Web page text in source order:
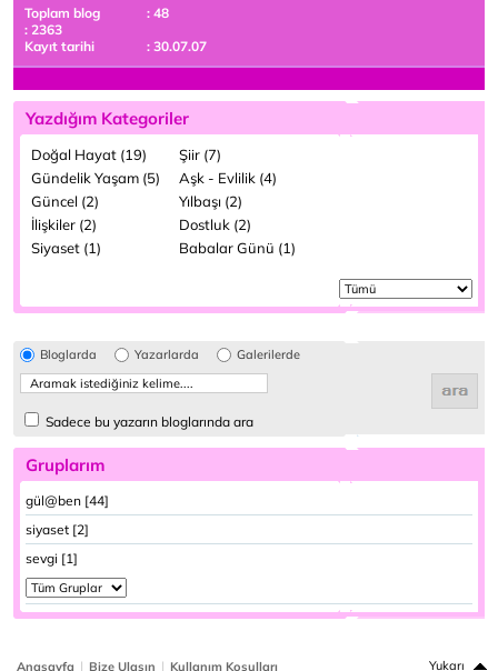
Toplam blog
: 48
: 2363
Kayıt tarihi
: 30.07.07
Yazdığım Kategoriler
Doğal Hayat (19)
Şiir (7)
Gündelik Yaşam (5)
Aşk - Evlilik (4)
Güncel (2)
Yılbaşı (2)
İlişkiler (2)
Dostluk (2)
Siyaset (1)
Babalar Günü (1)
Bloglarda Yazarlarda Galerilerde
Sadece bu yazarın bloglarında ara
Gruplarım
gül@ben [44]
siyaset [2]
sevgi [1]
Anasayfa | Bize Ulaşın | Kullanım Koşulları Yukarı